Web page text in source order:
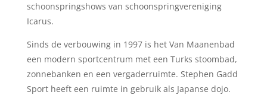
schoonspringshows van schoonspringvereniging
Icarus.
Sinds de verbouwing in 1997 is het Van Maanenbad
een modern sportcentrum met een Turks stoombad,
zonnebanken en een vergaderruimte. Stephen Gadd
Sport heeft een ruimte in gebruik als Japanse dojo.